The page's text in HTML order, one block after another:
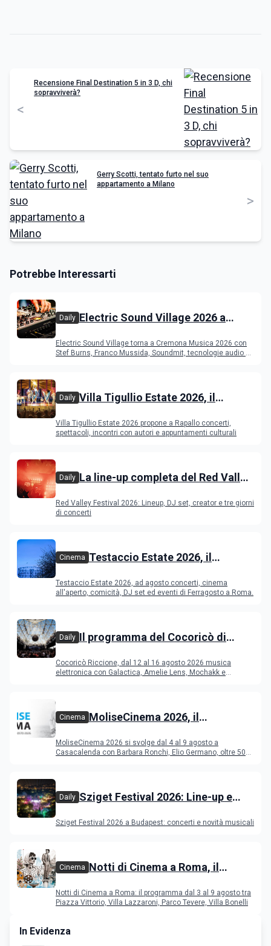
<
Recensione Final Destination 5 in 3 D, chi
sopravviverà?
Gerry Scotti, tentato furto nel suo
appartamento a Milano
>
Potrebbe Interessarti
Daily Electric Sound Village 2026 a
Young Band Contest, il programma
Electric Sound Village torna a Cremona Musica 2026 con
Stef Burns, Franco Mussida, Soundmit, tecnologie audio e
Daily Villa Tigullio Estate 2026, il
Villa Tigullio Estate 2026 propone a Rapallo concerti,
spettacoli, incontri con autori e appuntamenti culturali
Daily La line-up completa del Red Valley
Red Valley Festival 2026: Lineup, DJ set, creator e tre giorni
di concerti
Cinema Testaccio Estate 2026, il
Ferragosto
Testaccio Estate 2026, ad agosto concerti, cinema
all'aperto, comicità, DJ set ed eventi di Ferragosto a Roma.
Daily Il programma del Cocoricò di
Cocoricò Riccione, dal 12 al 16 agosto 2026 musica
elettronica con Galactica, Amelie Lens, Mochakk e
Cinema MoliseCinema 2026, il
MoliseCinema 2026 si svolge dal 4 al 9 agosto a
Casacalenda con Barbara Ronchi, Elio Germano, oltre 50
Daily Sziget Festival 2026: Line-up e
Sziget Festival 2026 a Budapest: concerti e novità musicali
Cinema Notti di Cinema a Roma, il
Notti di Cinema a Roma: il programma dal 3 al 9 agosto tra
Piazza Vittorio, Villa Lazzaroni, Parco Tevere, Villa Bonelli
In Evidenza